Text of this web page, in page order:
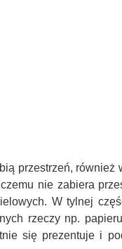
przestrzeń, również
nie zabiera
W tylnej
rzeczy np.
się prezentuje i